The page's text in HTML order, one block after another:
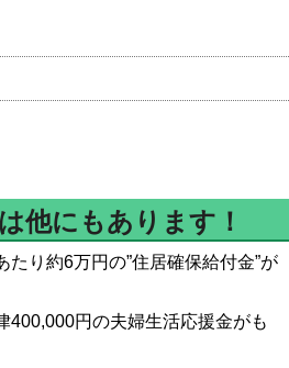
他にもあります！
たり約6万円の”住居確保給付金”が
400,000円の夫婦生活応援金がも